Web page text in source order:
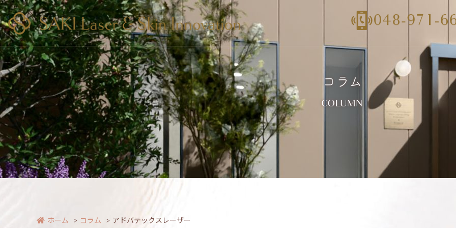
コラム
COLUMN
ホーム コラム アドバテックスレーザー